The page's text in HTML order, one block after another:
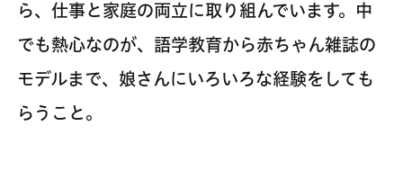
ら、仕事と家庭の両立に取り組んでいます。中
でも熱心なのが、語学教育から赤ちゃん雑誌の
モデルまで、娘さんにいろいろな経験をしても
らうこと。